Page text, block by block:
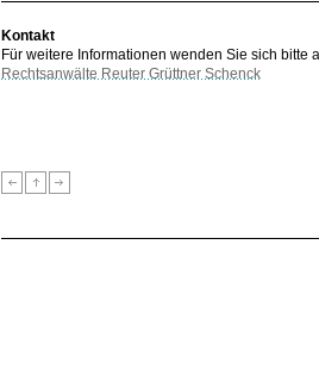
Kontakt
Für weitere Informationen wenden Sie sich bitte
Rechtsanwälte Reuter Grüttner Schenck